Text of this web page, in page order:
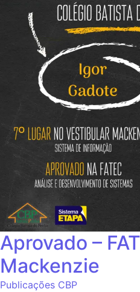
Aprovado –
Mackenzie
Publicações CBP